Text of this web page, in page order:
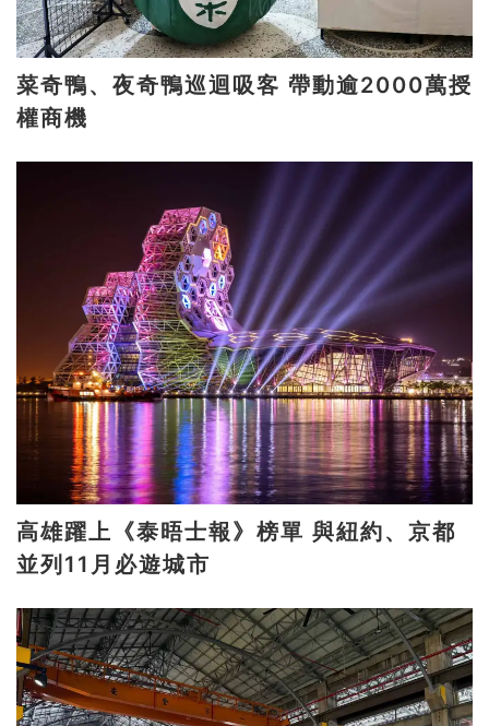
菜奇鴨、夜奇鴨巡迴吸客 帶動逾2000萬授
權商機
高雄躍上《泰晤士報》榜單 與紐約、京都
並列11月必遊城市